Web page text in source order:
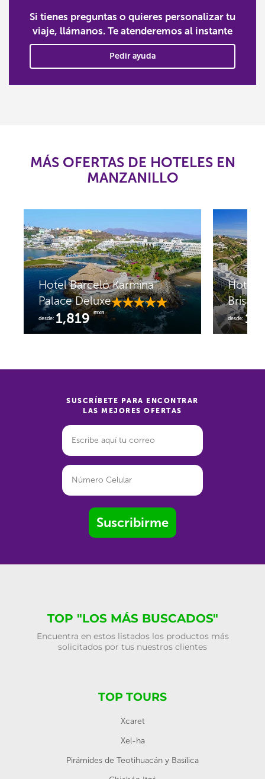
Si tienes preguntas o quieres personalizar tu
viaje, llámanos. Te atenderemos al instante
Pedir ayuda
MÁS OFERTAS DE HOTELES EN
MANZANILLO
Punta Serena
desde: 3,262mxn
Hotel
Palace
desde:
SUSCRÍBETE PARA ENCONTRAR
LAS MEJORES OFERTAS
Suscribirme
TOP "LOS MÁS BUSCADOS"
Encuentra en estos listados los productos más
solicitados por tus nuestros clientes
TOP TOURS
Xcaret
Xel-ha
Pirámides de Teotihuacán y Basílica